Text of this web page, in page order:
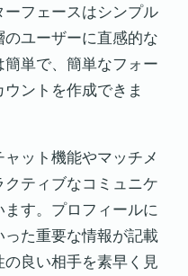
フェースはシンプル
ユーザーに直感的な
単で、簡単なフォー
ントを作成できま
ット機能やマッチメ
ティブなコミュニケ
す。プロフィールに
た重要な情報が記載
良い相手を素早く見